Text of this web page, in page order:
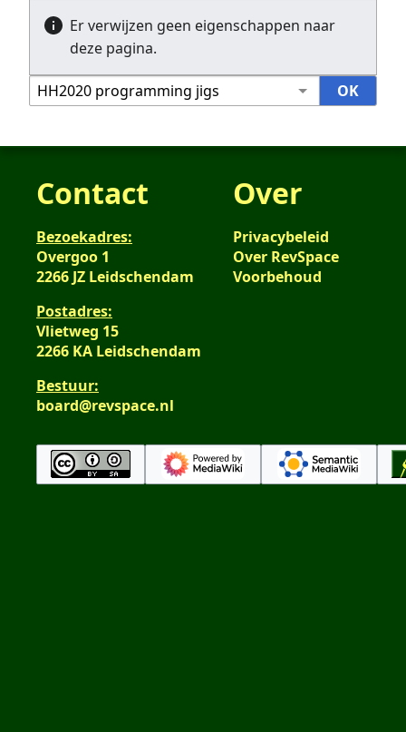
Er verwijzen geen eigenschappen naar
deze pagina.
Contact
Bezoekadres:
Overgoo 1
2266 JZ Leidschendam
Postadres:
Vlietweg 15
2266 KA Leidschendam
Bestuur:
board@revspace.nl
Over
Privacybeleid
Over RevSpace
Voorbehoud